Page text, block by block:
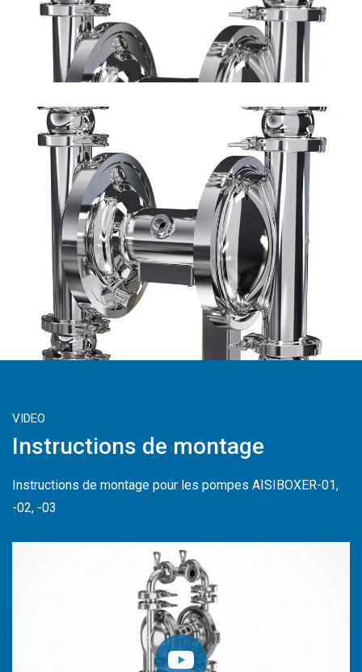
VIDEO
Instructions de montage
Instructions de montage pour les pompes AISIBOXER-01,
-02, -03